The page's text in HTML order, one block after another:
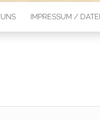
IMPRESSUM /